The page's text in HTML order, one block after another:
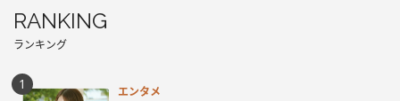
RANKING
ランキング
エンタメ